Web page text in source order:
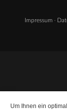
Um Ihnen ein
Impressum ·